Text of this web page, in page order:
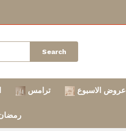
Search
ترامس عروض الاسبوع